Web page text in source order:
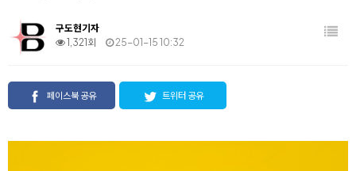
구도현기자
1,321회
25-01-15 10:32
페이스북 공유 트위터 공유